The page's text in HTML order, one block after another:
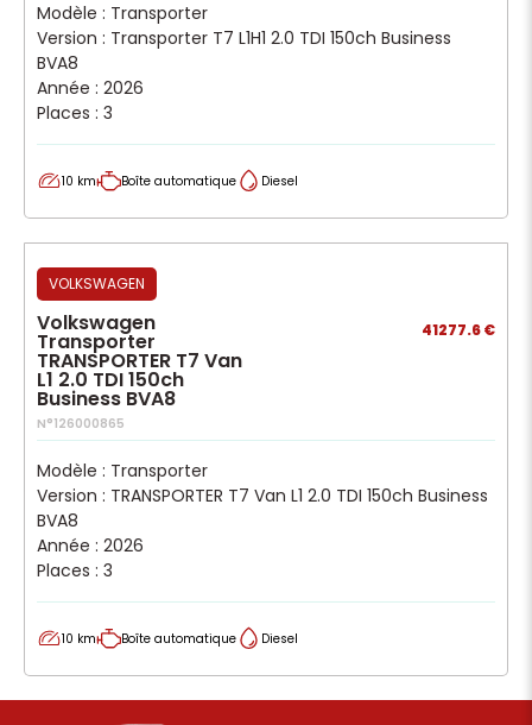
Modèle : Transporter
Version : Transporter T7 L1H1 2.0 TDI 150ch Business
BVA8
Année : 2026
Places : 3
10 km Boîte automatique Diesel
VOLKSWAGEN
Volkswagen
Transporter
TRANSPORTER T7 Van
L1 2.0 TDI 150ch
Business BVA8
41277.6 €
N°126000865
Modèle : Transporter
Version : TRANSPORTER T7 Van L1 2.0 TDI 150ch Business
BVA8
Année : 2026
Places : 3
10 km Boîte automatique Diesel